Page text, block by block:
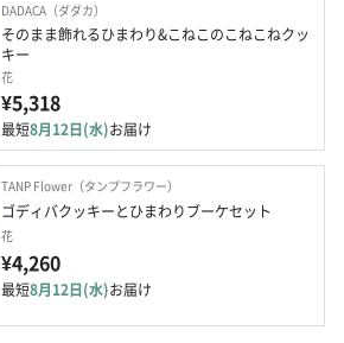
DADACA（ダダカ）
そのまま飾れるひまわり&こねこのこねこねクッ
キー
花
¥5,318
最短8月12日(水)お届け
TANP Flower（タンプフラワー）
ゴディバクッキーとひまわりブーケセット
花
¥4,260
最短8月12日(水)お届け